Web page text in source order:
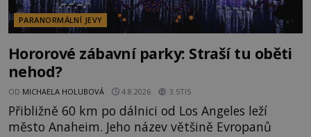
PARANORMÁLNÍ JEVY
Hororové zábavní parky: Straší tu oběti
nehod?
OD MICHAELA HOLUBOVÁ 4.8.2026 3.5TIS
Přibližně 60 km po dálnici od Los Angeles leží
město Anaheim. Jeho název většině Evropanů